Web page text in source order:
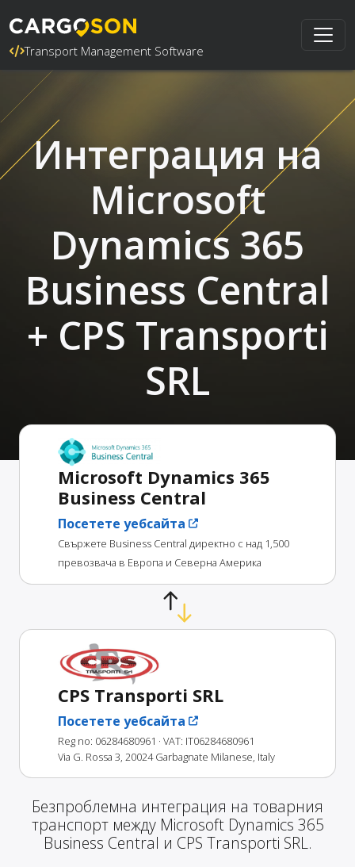
Transport Management Software
Интеграция на
Microsoft
Dynamics 365
Business Central
+ CPS Transporti
SRL
Microsoft Dynamics 365
Business Central
Посетете уебсайта
Свържете Business Central директно с над 1,500
превозвача в Европа и Северна Америка
CPS Transporti SRL
Посетете уебсайта
Reg no: 06284680961 · VAT: IT06284680961
Via G. Rossa 3, 20024 Garbagnate Milanese, Italy
Безпроблемна интеграция на товарния
транспорт между Microsoft Dynamics 365
Business Central и CPS Transporti SRL.